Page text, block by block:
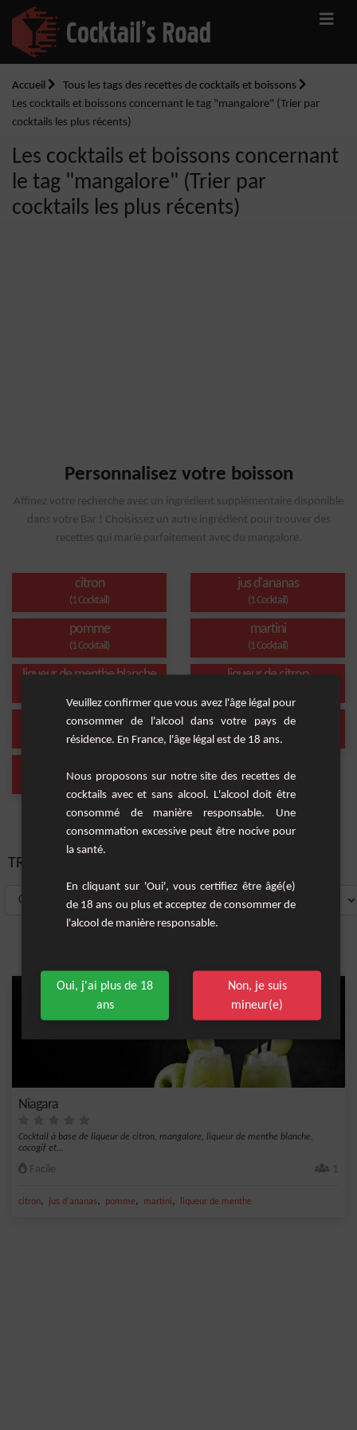
Accueil
Tous les tags des recettes de cocktails et boissons
Les cocktails et boissons concernant le tag "mangalore" (Trier par
cocktails les plus récents)
Les cocktails et boissons concernant
le tag "mangalore" (Trier par
cocktails les plus récents)
Personnalisez votre boisson
Affinez votre recherche avec un ingrédient supplémentaire disponible
dans votre Bar ! Choisissez un autre ingrédient pour trouver des
recettes qui marie parfaitement avec du mangalore.
citron
(1 Cocktail)
jus d'ananas
(1 Cocktail)
pomme
(1 Cocktail)
martini
(1 Cocktail)
liqueur de menthe blanche liqueur de citron
cocogif
(1 Cocktail)
Liqueur
(1 Cocktail)
(1 Cocktail)
TRIER PAR:
Niagara
Cocktail à base de liqueur de citron, mangalore, liqueur de menthe blanche,
cocogif et...
Facile 1
citron, jus d'ananas, pomme, martini, liqueur de menthe
Veuillez confirmer que vous avez l'âge légal pour
consommer de l'alcool dans votre pays de
résidence. En France, l'âge légal est de 18 ans.
Nous proposons sur notre site des recettes de
cocktails avec et sans alcool. L'alcool doit être
consommé de manière responsable. Une
consommation excessive peut être nocive pour
la santé.
En cliquant sur 'Oui', vous certifiez être âgé(e)
de 18 ans ou plus et acceptez de consommer de
l'alcool de manière responsable.
Oui, j'ai plus de 18
ans
Non, je suis
mineur(e)